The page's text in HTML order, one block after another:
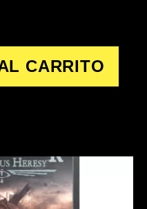
CARRITO